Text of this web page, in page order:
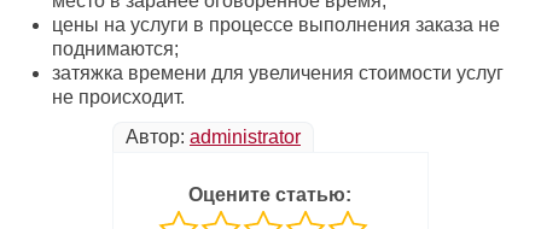
цены на услуги в процессе выполнения заказа не
поднимаются;
затяжка времени для увеличения стоимости услуг
не происходит.
Автор: administrator
Оцените статью: